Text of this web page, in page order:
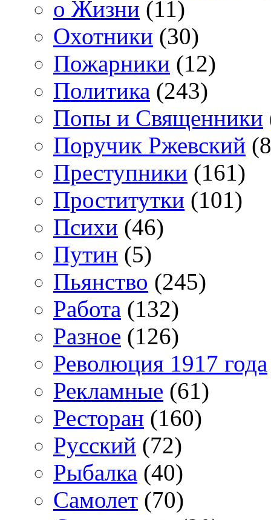
о Жизни (11)
Охотники (30)
Пожарники (12)
Политика (243)
Попы и Священники
Поручик Ржевский
Преступники (161)
Проститутки (101)
Психи (46)
Путин (5)
Пьянство (245)
Работа (132)
Разное (126)
Революция 1917 года
Рекламные (61)
Ресторан (160)
Русский (72)
Рыбалка (40)
Самолет (70)